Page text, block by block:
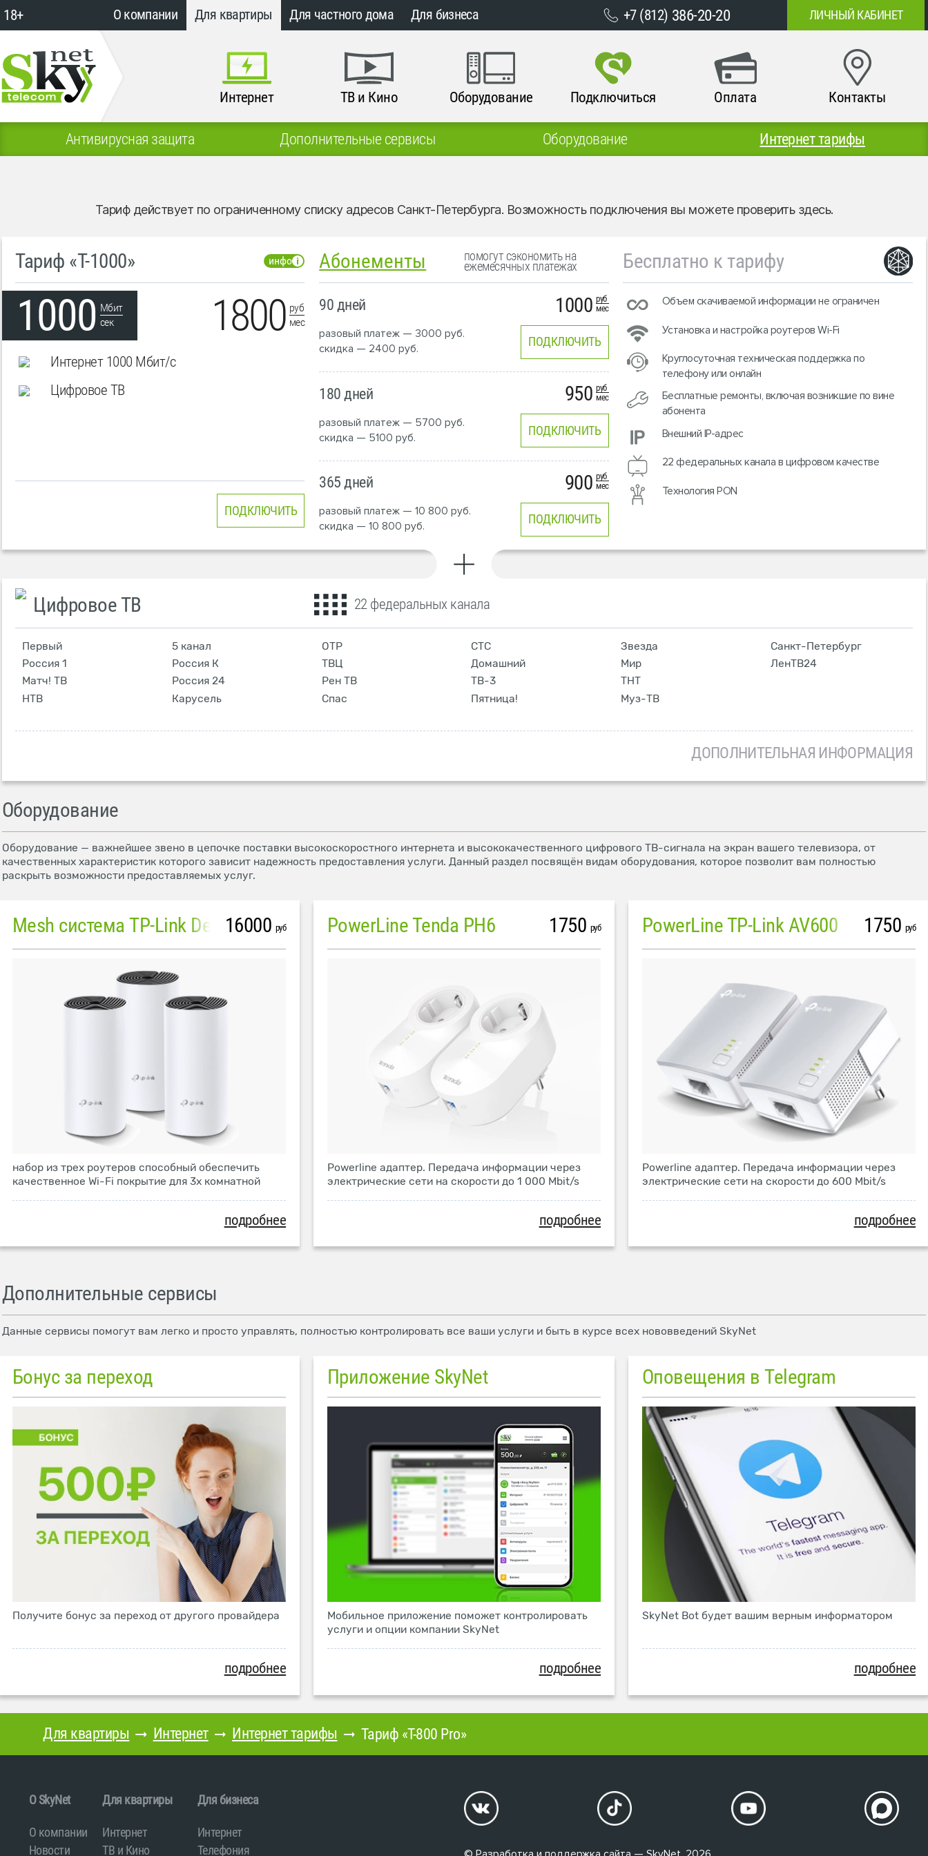
18+ О компании Для квартиры Для частного дома Для бизнеса +7 (812) 386-20-20 ЛИЧНЫЙ КАБИНЕТ
Интернет ТВ и Кино Оборудование Подключиться Оплата Контакты
Антивирусная защита Дополнительные сервисы Оборудование Интернет тарифы
Тариф действует по ограниченному списку адресов Санкт-Петербурга. Возможность подключения вы можете проверить здесь.
Тариф «T-1000» инфо
1000 Мбит
сек
1800 руб
мес
Интернет 1000 Мбит/с
Цифровое ТВ
ПОДКЛЮЧИТЬ
Абонементы помогут сэкономить на
ежемесячных платежах
90 дней 1000 руб
мес
разовый платеж — 3000 руб.
скидка — 2400 руб.
ПОДКЛЮЧИТЬ
180 дней 950 руб
мес
разовый платеж — 5700 руб.
скидка — 5100 руб.
ПОДКЛЮЧИТЬ
365 дней 900 руб
мес
разовый платеж — 10 800 руб.
скидка — 10 800 руб.
ПОДКЛЮЧИТЬ
Бесплатно к тарифу
Объем скачиваемой информации не ограничен
Установка и настройка роутеров Wi-Fi
Круглосуточная техническая поддержка по
телефону или онлайн
Бесплатные ремонты, включая возникшие по вине
абонента
Внешний IP-адрес
22 федеральных канала в цифровом качестве
Технология PON
Цифровое ТВ 22 федеральных канала
Первый
Россия 1
Матч! ТВ
НТВ
5 канал
Россия К
Россия 24
Карусель
ОТР
ТВЦ
Рен ТВ
Спас
СТС
Домашний
ТВ-3
Пятница!
Звезда
Мир
ТНТ
Муз-ТВ
Санкт-Петербург
ЛенТВ24
ДОПОЛНИТЕЛЬНАЯ ИНФОРМАЦИЯ
Оборудование
Оборудование — важнейшее звено в цепочке поставки высокоскоростного интернета и высококачественного цифрового ТВ-сигнала на экран вашего телевизора, от
качественных характеристик которого зависит надежность предоставления услуги. Данный раздел посвящён видам оборудования, которое позволит вам полностью
раскрыть возможности предоставляемых услуг.
Mesh система TP-Link Deco M4 (3 устройства)
16000 руб
набор из трех роутеров способный обеспечить
качественное Wi-Fi покрытие для 3х комнатной
подробнее
PowerLine Tenda PH6 1750 руб
Powerline адаптер. Передача информации через
электрические сети на скорости до 1 000 Mbit/s
подробнее
PowerLine TP-Link AV600 1750 руб
Powerline адаптер. Передача информации через
электрические сети на скорости до 600 Mbit/s
подробнее
Дополнительные сервисы
Данные сервисы помогут вам легко и просто управлять, полностью контролировать все ваши услуги и быть в курсе всех нововведений SkyNet
Бонус за переход
Получите бонус за переход от другого провайдера
подробнее
Приложение SkyNet
Мобильное приложение поможет контролировать
услуги и опции компании SkyNet
подробнее
Оповещения в Telegram
SkyNet Bot будет вашим верным информатором
подробнее
Для квартиры Интернет Интернет тарифы Тариф «T-800 Pro»
O SkyNet
О компании
Новости
Для квартиры
Интернет
ТВ и Кино
Для бизнеса
Интернет
Телефония